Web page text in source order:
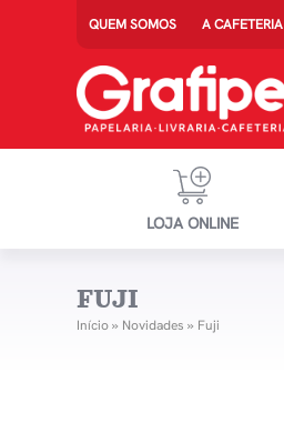
QUEM SOMOS A CAFETERIA
LOJA ONLINE
FUJI
Início» Novidades » Fuji